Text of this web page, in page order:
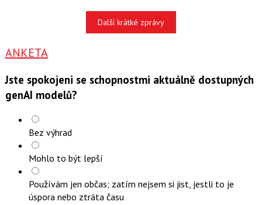
Další krátké zprávy
ANKETA
Jste spokojeni se schopnostmi aktuálně dostupných
genAI modelů?
Bez výhrad
Mohlo to být lepší
Používám jen občas; zatím nejsem si jist, jestli to je
úspora nebo ztráta času